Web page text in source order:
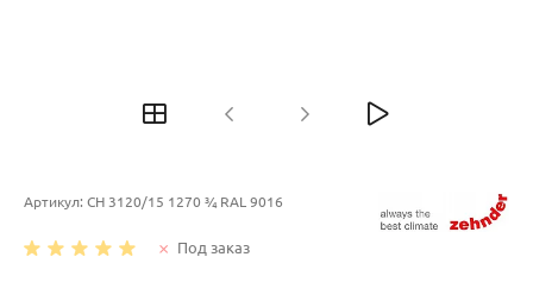
Артикул: CH 3120/15 1270 ¾ RAL 9016
Под заказ